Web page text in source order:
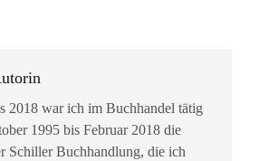
2018 war ich im Buchhandel tätig
1995 bis Februar 2018 die
Schiller Buchhandlung, die ich